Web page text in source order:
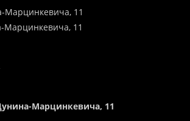
11
Марцинкевича, 11
Марцинкевича, 11